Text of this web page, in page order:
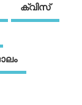
ക്വിസ്